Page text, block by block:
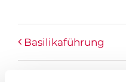
Basilikaführung